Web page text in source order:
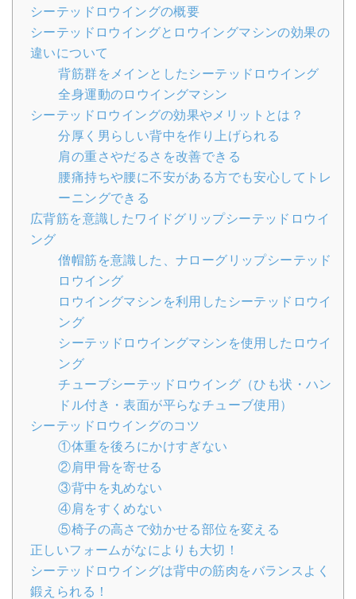
シーテッドロウイングの概要
シーテッドロウイングとロウイングマシンの効果の
違いについて
背筋群をメインとしたシーテッドロウイング
全身運動のロウイングマシン
シーテッドロウイングの効果やメリットとは？
分厚く男らしい背中を作り上げられる
肩の重さやだるさを改善できる
腰痛持ちや腰に不安がある方でも安心してトレ
ーニングできる
広背筋を意識したワイドグリップシーテッドロウイ
ング
僧帽筋を意識した、ナローグリップシーテッド
ロウイング
ロウイングマシンを利用したシーテッドロウイ
ング
シーテッドロウイングマシンを使用したロウイ
ング
チューブシーテッドロウイング（ひも状・ハン
ドル付き・表面が平らなチューブ使用）
シーテッドロウイングのコツ
①体重を後ろにかけすぎない
②肩甲骨を寄せる
③背中を丸めない
④肩をすくめない
⑤椅子の高さで効かせる部位を変える
正しいフォームがなによりも大切！
シーテッドロウイングは背中の筋肉をバランスよく
鍛えられる！